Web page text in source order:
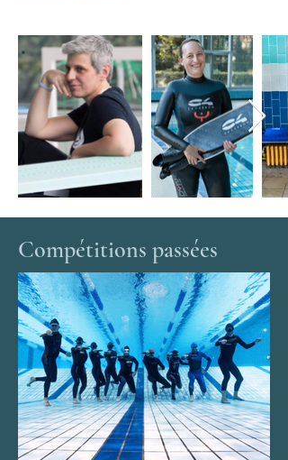
Compétitions passées